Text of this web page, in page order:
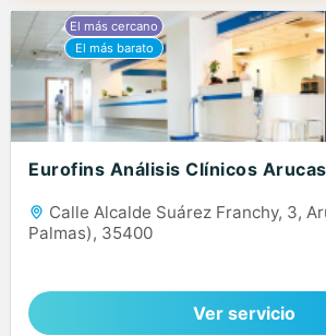
Eurofins Análisis Clínicos Arucas
Calle Alcalde Suárez Franchy, 3,
Palmas), 35400
Ver servicio